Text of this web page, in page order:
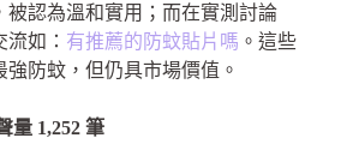
被認為溫和實用；而在實測討論
如： 有推薦的防蚊貼片嗎 。這些
防蚊，但仍具市場價值。
量 1,252 筆